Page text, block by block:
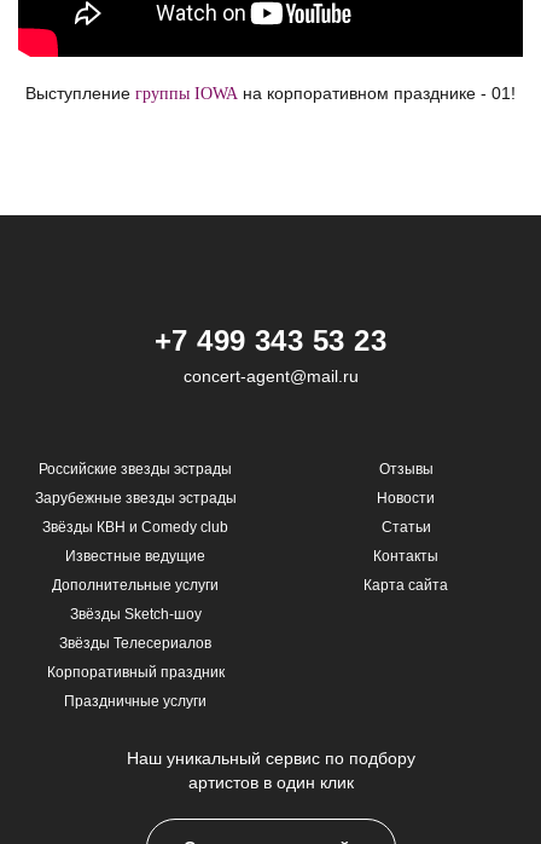
Выступление группы IOWA на корпоративном празднике - 01!
+7 499 343 53 23
concert-agent@mail.ru
Российские звезды эстрады
Зарубежные звезды эстрады
Звёзды КВН и Comedy club
Известные ведущие
Дополнительные услуги
Звёзды Sketch-шоу
Звёзды Телесериалов
Корпоративный праздник
Праздничные услуги
Отзывы
Новости
Статьи
Контакты
Карта сайта
Наш уникальный сервис по подбору
артистов в один клик